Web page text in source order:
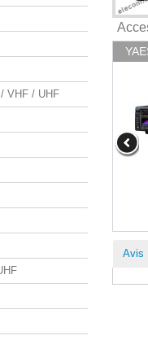
VHF / UHF
Avis